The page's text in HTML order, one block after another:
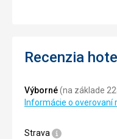
Recenzia
Výborné(na základe
Informácie o overovaní
Strava